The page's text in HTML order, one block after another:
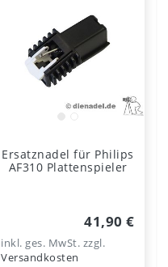
Ersatznadel für Philips
AF310 Plattenspieler
41,90 €
inkl. ges. MwSt. zzgl.
Versandkosten